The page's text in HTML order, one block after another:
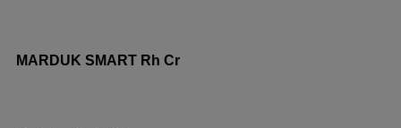
MARDUK SMART Rh Cr